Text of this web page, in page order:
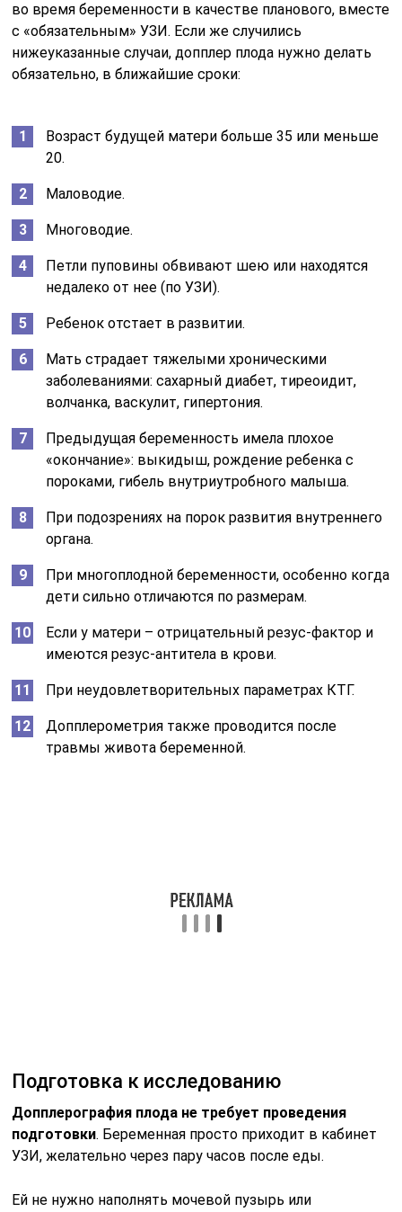
во время беременности в качестве планового, вместе
с «обязательным» УЗИ. Если же случились
нижеуказанные случаи, допплер плода нужно делать
обязательно, в ближайшие сроки:
Возраст будущей матери больше 35 или меньше
20.
Маловодие.
Многоводие.
Петли пуповины обвивают шею или находятся
недалеко от нее (по УЗИ).
Ребенок отстает в развитии.
Мать страдает тяжелыми хроническими
заболеваниями: сахарный диабет, тиреоидит,
волчанка, васкулит, гипертония.
Предыдущая беременность имела плохое
«окончание»: выкидыш, рождение ребенка с
пороками, гибель внутриутробного малыша.
При подозрениях на порок развития внутреннего
органа.
При многоплодной беременности, особенно когда
дети сильно отличаются по размерам.
Если у матери – отрицательный резус-фактор и
имеются резус-антитела в крови.
При неудовлетворительных параметрах КТГ.
Допплерометрия также проводится после
травмы живота беременной.
Подготовка к исследованию
Допплерография плода не требует проведения
подготовки. Беременная просто приходит в кабинет
УЗИ, желательно через пару часов после еды.
Ей не нужно наполнять мочевой пузырь или